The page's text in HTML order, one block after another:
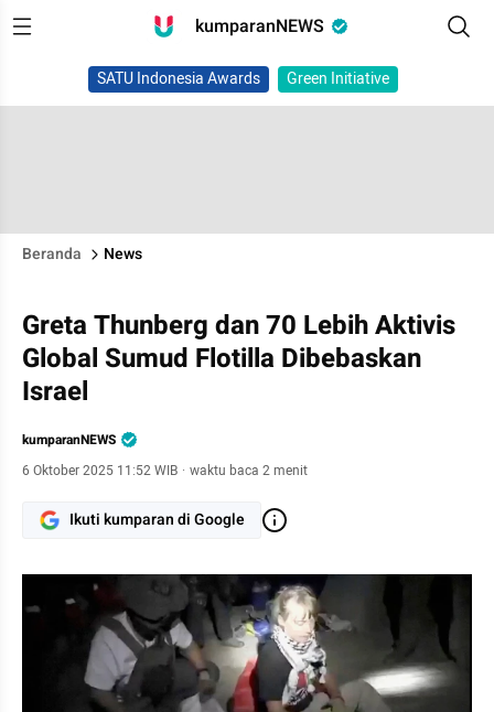
kumparanNEWS
SATU Indonesia Awards Green Initiative
Beranda News
Greta Thunberg dan 70 Lebih Aktivis
Global Sumud Flotilla Dibebaskan
Israel
kumparanNEWS
6 Oktober 2025 11:52 WIB · waktu baca 2 menit
Ikuti kumparan di Google